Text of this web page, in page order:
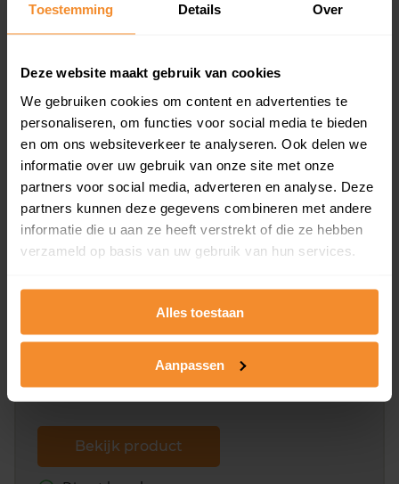
Toestemming Details Over
Deze website maakt gebruik van cookies
We gebruiken cookies om content en advertenties te
personaliseren, om functies voor social media te bieden
en om ons websiteverkeer te analyseren. Ook delen we
informatie over uw gebruik van onze site met onze
partners voor social media, adverteren en analyse. Deze
partners kunnen deze gegevens combineren met andere
informatie die u aan ze heeft verstrekt of die ze hebben
verzameld op basis van uw gebruik van hun services.
Alles toestaan
Aanpassen
en koopdatum) binnen een postcodegebied. Dit
inclusief een jaar lang gratis updates van nieuwe
Bekijk product
Direct leverbaar
Kadastrale kaart pakket
Alleen globale ligging perceel
omliggende percelen met de kadastrale erfgrenzen,
dit inclusief de luchtfoto!
Bekijk product